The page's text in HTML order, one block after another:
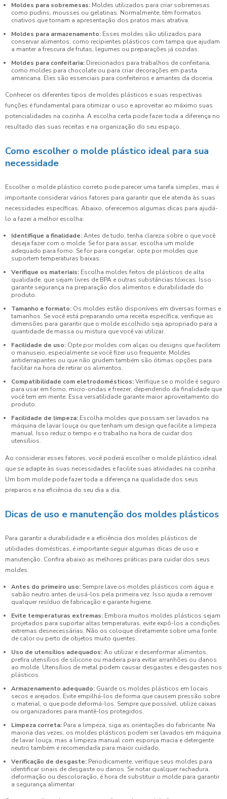
Moldes para sobremesas: Moldes utilizados para criar sobremesas
como pudins, mousses ou gelatinas. Normalmente, têm formatos
criativos que tornam a apresentação dos pratos mais atrativa.
Moldes para armazenamento: Esses moldes são utilizados para
conservar alimentos, como recipientes plásticos com tampa que ajudam
a manter a frescura de frutas, legumes ou preparações já cozidas.
Moldes para confeitaria: Direcionados para trabalhos de confeitaria,
como moldes para chocolate ou para criar decorações em pasta
americana. Eles são essenciais para confeiteiros e amantes da doceria.
Conhecer os diferentes tipos de moldes plásticos e suas respectivas
funções é fundamental para otimizar o uso e aproveitar ao máximo suas
potencialidades na cozinha. A escolha certa pode fazer toda a diferença no
resultado das suas receitas e na organização do seu espaço.
Como escolher o molde plástico ideal para sua
necessidade
Escolher o molde plástico correto pode parecer uma tarefa simples, mas é
importante considerar vários fatores para garantir que ele atenda às suas
necessidades específicas. Abaixo, oferecemos algumas dicas para ajudá-
lo a fazer a melhor escolha:
Identifique a finalidade:Antes de tudo, tenha clareza sobre o que você
deseja fazer com o molde. Se for para assar, escolha um molde
adequado para forno. Se for para congelar, opte por moldes que
suportem temperaturas baixas.
Verifique os materiais: Escolha moldes feitos de plásticos de alta
qualidade, que sejam livres de BPA e outras substâncias tóxicas. Isso
garante segurança na preparação dos alimentos e durabilidade do
produto.
Tamanho e formato: Os moldes estão disponíveis em diversas formas e
tamanhos. Se você está preparando uma receita específica, verifique as
dimensões para garantir que o molde escolhido seja apropriado para a
quantidade de massa ou mistura que você vai utilizar.
Facilidade de uso: Opte por moldes com alças ou designs que facilitem
o manuseio, especialmente se você fizer uso frequente. Moldes
antiderrapantes ou que não grudem também são ótimas opções para
facilitar na hora de retirar os alimentos.
Compatibilidade com eletrodomésticos:Verifique se o molde é seguro
para usar em forno, micro-ondas e freezer, dependendo da finalidade que
você tem em mente. Essa versatilidade garante maior aproveitamento do
produto.
Facilidade de limpeza: Escolha moldes que possam ser lavados na
máquina de lavar louça ou que tenham um design que facilite a limpeza
manual. Isso reduz o tempo e o trabalho na hora de cuidar dos
utensílios.
Ao considerar esses fatores, você poderá escolher o molde plástico ideal
que se adapte às suas necessidades e facilite suas atividades na cozinha.
Um bom molde pode fazer toda a diferença na qualidade dos seus
preparos e na eficiência do seu dia a dia.
Dicas de uso e manutenção dos moldes plásticos
Para garantir a durabilidade e a eficiência dos moldes plásticos de
utilidades domésticas, é importante seguir algumas dicas de uso e
manutenção. Confira abaixo as melhores práticas para cuidar dos seus
moldes:
Antes do primeiro uso: Sempre lave os moldes plásticos com água e
sabão neutro antes de usá-los pela primeira vez. Isso ajuda a remover
qualquer resíduo de fabricação e garante higiene.
Evite temperaturas extremas: Embora muitos moldes plásticos sejam
projetados para suportar altas temperaturas, evite expô-los a condições
extremas desnecessárias. Não os coloque diretamente sobre uma fonte
de calor ou perto de objetos muito quentes.
Uso de utensílios adequados:Ao utilizar e desenformar alimentos,
prefira utensílios de silicone ou madeira para evitar arranhões ou danos
ao molde. Utensílios de metal podem causar desgastes e desgastes nos
plásticos.
Armazenamento adequado: Guarde os moldes plásticos em locais
secos e arejados. Evite empilhá-los de forma que causem pressão sobre
o material, o que pode deformá-los. Sempre que possível, utilize caixas
ou organizadores para mantê-los protegidos.
Limpeza correta: Para a limpeza, siga as orientações do fabricante. Na
maioria das vezes, os moldes plásticos podem ser lavados em máquina
de lavar louça, mas a limpeza manual com esponja macia e detergente
neutro também é recomendada para maior cuidado.
Verificação de desgaste: Periodicamente, verifique seus moldes para
identificar sinais de desgaste ou danos. Se notar qualquer rachadura,
deformação ou descoloração, é hora de substituir o molde para garantir
a segurança alimentar.